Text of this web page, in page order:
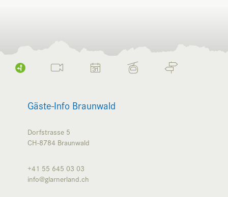
Gäste-Info Braunwald
Dorfstrasse 5
CH-8784 Braunwald
+41 55 645 03 03
info@glarnerland.ch